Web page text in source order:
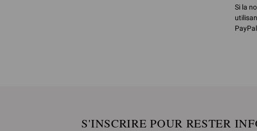
Si la
S'INSCRIRE POUR RESTER